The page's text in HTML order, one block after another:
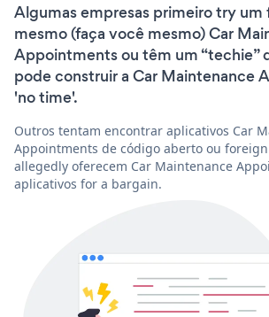
Algumas empresas primeiro try um
mesmo (faça você mesmo) Car
Appointments ou têm um “techie”
pode construir a Car Maintenance
'no time'.
Outros tentam encontrar aplicativos Car
Appointments de código aberto ou
allegedly oferecem Car Maintenance
aplicativos for a bargain.